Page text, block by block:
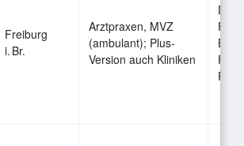
Freiburg
i. Br.
Arztpraxen, MVZ
(ambulant); Plus-
Version auch Kliniken